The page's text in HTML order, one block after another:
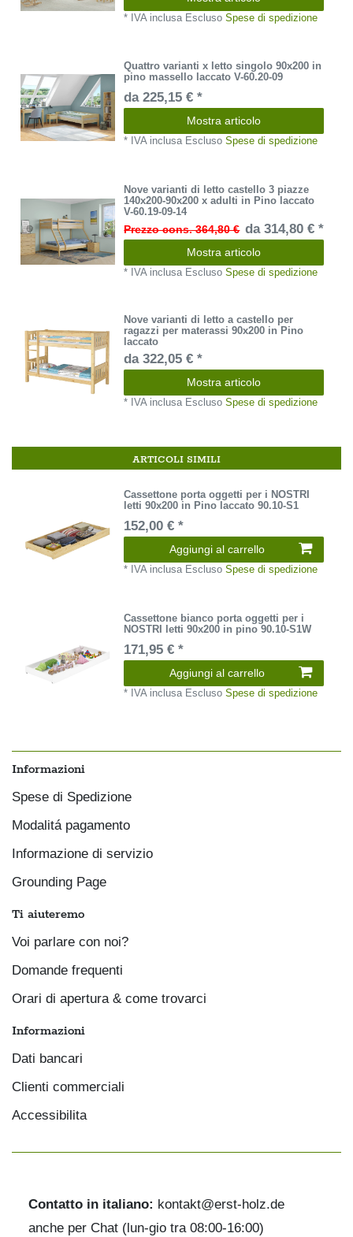
* IVA inclusaEsclusoSpese di spedizione
Quattro varianti x letto singolo 90x200 in
pino massello laccato V-60.20-09
da 225,15 € *
Mostra articolo
* IVA inclusa EsclusoSpese di spedizione
Nove varianti di letto castello 3 piazze
140x200-90x200 x adulti in Pino laccato
V-60.19-09-14
Prezzo cons. 364,80 € da 314,80 € *
Mostra articolo
* IVA inclusa EsclusoSpese di spedizione
Nove varianti di letto a castello per
ragazzi per materassi 90x200 in Pino
laccato
da 322,05 € *
Mostra articolo
* IVA inclusaEsclusoSpese di spedizione
ARTICOLI SIMILI
Cassettone porta oggetti per i NOSTRI
letti 90x200 in Pino laccato 90.10-S1
152,00 € *
Aggiungi al carrello
* IVA inclusaEsclusoSpese di spedizione
Cassettone bianco porta oggetti per i
NOSTRI letti 90x200 in pino 90.10-S1W
171,95 € *
Aggiungi al carrello
* IVA inclusaEsclusoSpese di spedizione
Informazioni
Spese di Spedizione
Modalitá pagamento
Informazione di servizio
Grounding Page
Ti aiuteremo
Voi parlare con noi?
Domande frequenti
Orari di apertura & come trovarci
Informazioni
Dati bancari
Clienti commerciali
Accessibilita
Contatto in italiano: kontakt@erst-holz.de
anche per Chat (lun-gio tra 08:00-16:00)